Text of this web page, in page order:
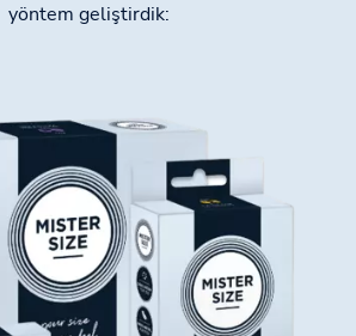
yöntem geliştirdik: